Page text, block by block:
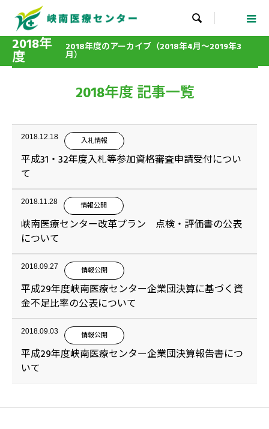

2018年
度
2018年度のアーカイブ（2018年4月～2019年3
月）
2018年度 記事一覧
2018.12.18 入札情報
平成31・32年度入札等参加資格審査申請受付につい
て
2018.11.28 情報公開
峡南医療センター改革プラン 点検・評価書の公表
について
2018.09.27 情報公開
平成29年度峡南医療センター企業団決算に基づく資
金不足比率の公表について
2018.09.03 情報公開
平成29年度峡南医療センター企業団決算報告書につ
いて